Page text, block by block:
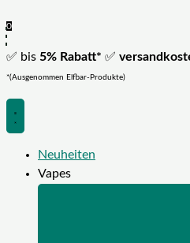
0
✅ bis 5% Rabatt* ✅
*(Ausgenommen Elfbar-Produkte)
Neuheiten
Vapes